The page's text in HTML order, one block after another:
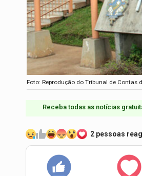
Foto: Reprodução do Tribunal de Contas
Receba todas as notícias
2 pessoas